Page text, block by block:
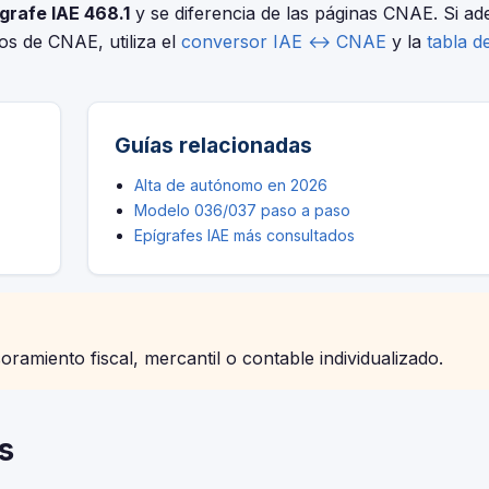
IAE 468.1 y se diferencia de las páginas CNAE. Si
de CNAE, utiliza el conversor IAE ↔ CNAE y la tabla
Guías relacionadas
Alta de autónomo en 2026
Modelo 036/037 paso a paso
Epígrafes IAE más consultados
fiscal, mercantil o contable individualizado.